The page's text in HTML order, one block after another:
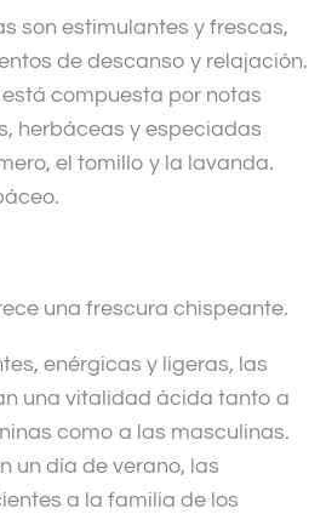
son estimulantes y frescas,
de descanso y relajación.
compuesta por notas
herbáceas y especiadas
el tomillo y la lavanda.
una frescura chispeante.
enérgicas y ligeras, las
una vitalidad ácida tanto a
como a las masculinas.
un día de verano, las
a la familia de los